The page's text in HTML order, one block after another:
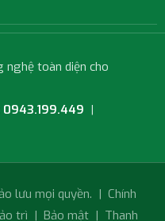
nghệ toàn diện cho
0943.199.449 |
lưu mọi quyền. | Chính
trì | Bảo mật | Thanh